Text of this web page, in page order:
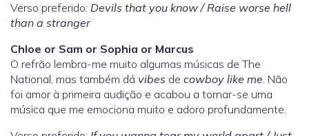
Verso preferido: Devils that you know / Raise worse hell
than a stranger
Chloe or Sam or Sophia or Marcus
O refrão lembra-me muito algumas músicas de The
National, mas também dá vibes de cowboy like me. Não
foi amor à primeira audição e acabou a tornar-se uma
música que me emociona muito e adoro profundamente.